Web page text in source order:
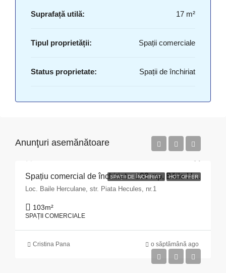
Suprafață utilă: 17 m²
Tipul proprietății: Spații comerciale
Status proprietate: Spații de închiriat
Anunţuri asemănătoare
SPAȚII DE ÎNCHIRIAT HOT OFFER
Spațiu comercial de închiriat – 103 mp, Băile Herculane
Loc. Baile Herculane, str. Piata Hecules, nr.1
103m²
SPAȚII COMERCIALE
Cristina Pana o săptămână ago